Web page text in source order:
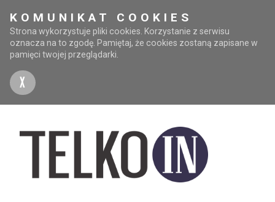
KOMUNIKAT COOKIES
Strona wykorzystuje pliki cookies. Korzystanie z serwisu
oznacza na to zgodę. Pamiętaj, że cookies zostaną zapisane w
pamięci twojej przeglądarki.
X